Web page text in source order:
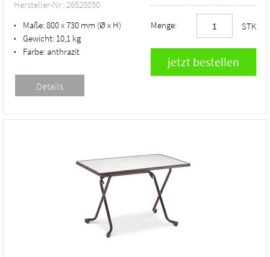
Hersteller-Nr.: 26528050
• Maße:800 x 730 mm (Ø x H)
• Gewicht: 10,1 kg
• Farbe: anthrazit
Menge: STK